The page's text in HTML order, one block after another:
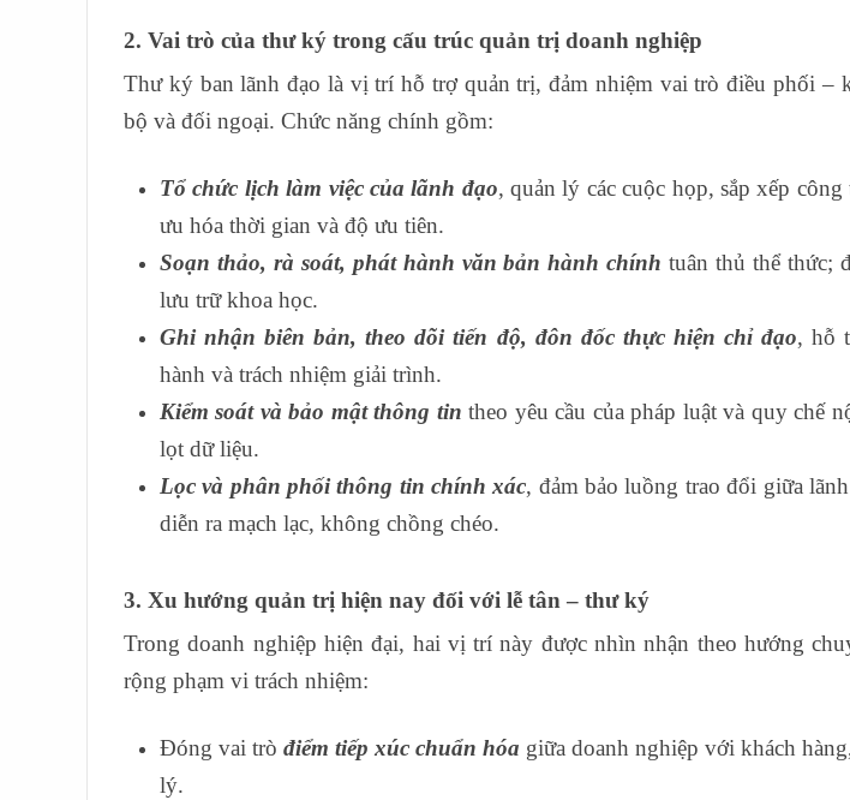
2. Vai trò của thư ký trong cấu trúc quản trị doanh nghiệp
Thư ký ban lãnh đạo là vị trí hỗ trợ quản trị, đảm nhiệm vai trò điều phối –
bộ và đối ngoại. Chức năng chính gồm:
Tổ chức lịch làm việc của lãnh đạo, quản lý các cuộc họp, sắp xếp
ưu hóa thời gian và độ ưu tiên.
Soạn thảo, rà soát, phát hành văn bản hành chính tuân thủ thể thức;
lưu trữ khoa học.
Ghi nhận biên bản, theo dõi tiến độ, đôn đốc thực hiện chỉ đạo, hỗ
hành và trách nhiệm giải trình.
Kiểm soát và bảo mật thông tin theo yêu cầu của pháp luật và quy chế
lọt dữ liệu.
Lọc và phân phối thông tin chính xác, đảm bảo luồng trao đổi giữa
diễn ra mạch lạc, không chồng chéo.
3. Xu hướng quản trị hiện nay đối với lễ tân – thư ký
Trong doanh nghiệp hiện đại, hai vị trí này được nhìn nhận theo hướng
rộng phạm vi trách nhiệm:
Đóng vai trò điểm tiếp xúc chuẩn hóa giữa doanh nghiệp với khách
lý.